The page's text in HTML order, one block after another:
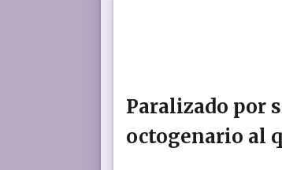
Paralizado por
octogenario al